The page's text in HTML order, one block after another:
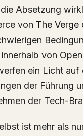
Absetzung
von The Verge
von
ein Licht auf
der Führung
der Tech-
ist mehr als